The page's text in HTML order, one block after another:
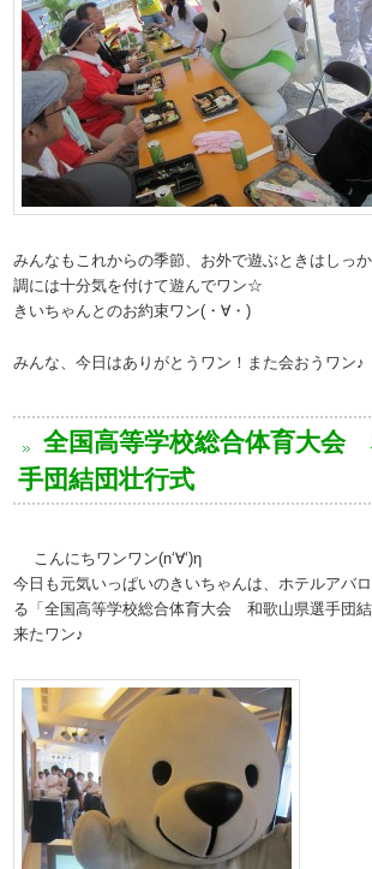
みんなもこれからの季節、お外で遊ぶときはしっ
調には十分気を付けて遊んでワン☆
きいちゃんとのお約束ワン(・∀・)
みんな、今日はありがとうワン！また会おうワン♪
全国高等学校総合体育大会
手団結団壮行式
こんにちワンワン(n‘∀‘)η
今日も元気いっぱいのきいちゃんは、ホテルアバ
る「全国高等学校総合体育大会 和歌山県選手団
来たワン♪